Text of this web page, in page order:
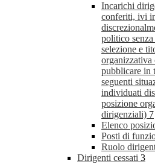
Incarichi
conferiti, ivi
politico
selezione e
pubblicare in
seguenti
individuati
posizione
dirigenziali) 7
Elenco
Posti di
Ruolo
Dirigenti cessati 3